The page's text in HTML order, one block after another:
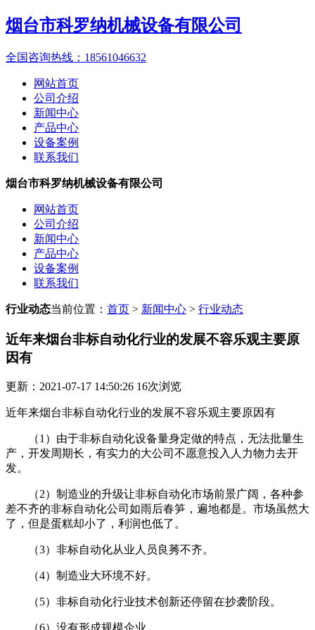
烟台市科罗纳机械设备有限公司
全国咨询热线： 18561046632
网站首页
公司介绍
新闻中心
产品中心
设备案例
联系我们
烟台市科罗纳机械设备有限公司
网站首页
公司介绍
新闻中心
产品中心
设备案例
联系我们
行业动态当前位置： 首页 > 新闻中心 > 行业动态
近年来烟台非标自动化行业的发展不容乐观主要原
因有
更新：2021-07-17 14:50:26 16次浏览
近年来烟台非标自动化行业的发展不容乐观主要原因有
（1）由于非标自动化设备量身定做的特点，无法批量生
产，开发周期长，有实力的大公司不愿意投入人力物力去开
发。
（2）制造业的升级让非标自动化市场前景广阔，各种参
差不齐的非标自动化公司如雨后春笋，遍地都是。市场虽然大
了，但是蛋糕却小了，利润也低了。
（3）非标自动化从业人员良莠不齐。
（4）制造业大环境不好。
（5）非标自动化行业技术创新还停留在抄袭阶段。